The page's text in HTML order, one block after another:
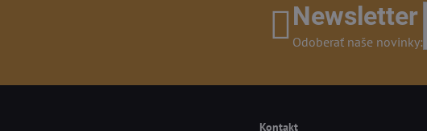
Newsletter
Odoberať naše novinky:
Kontakt